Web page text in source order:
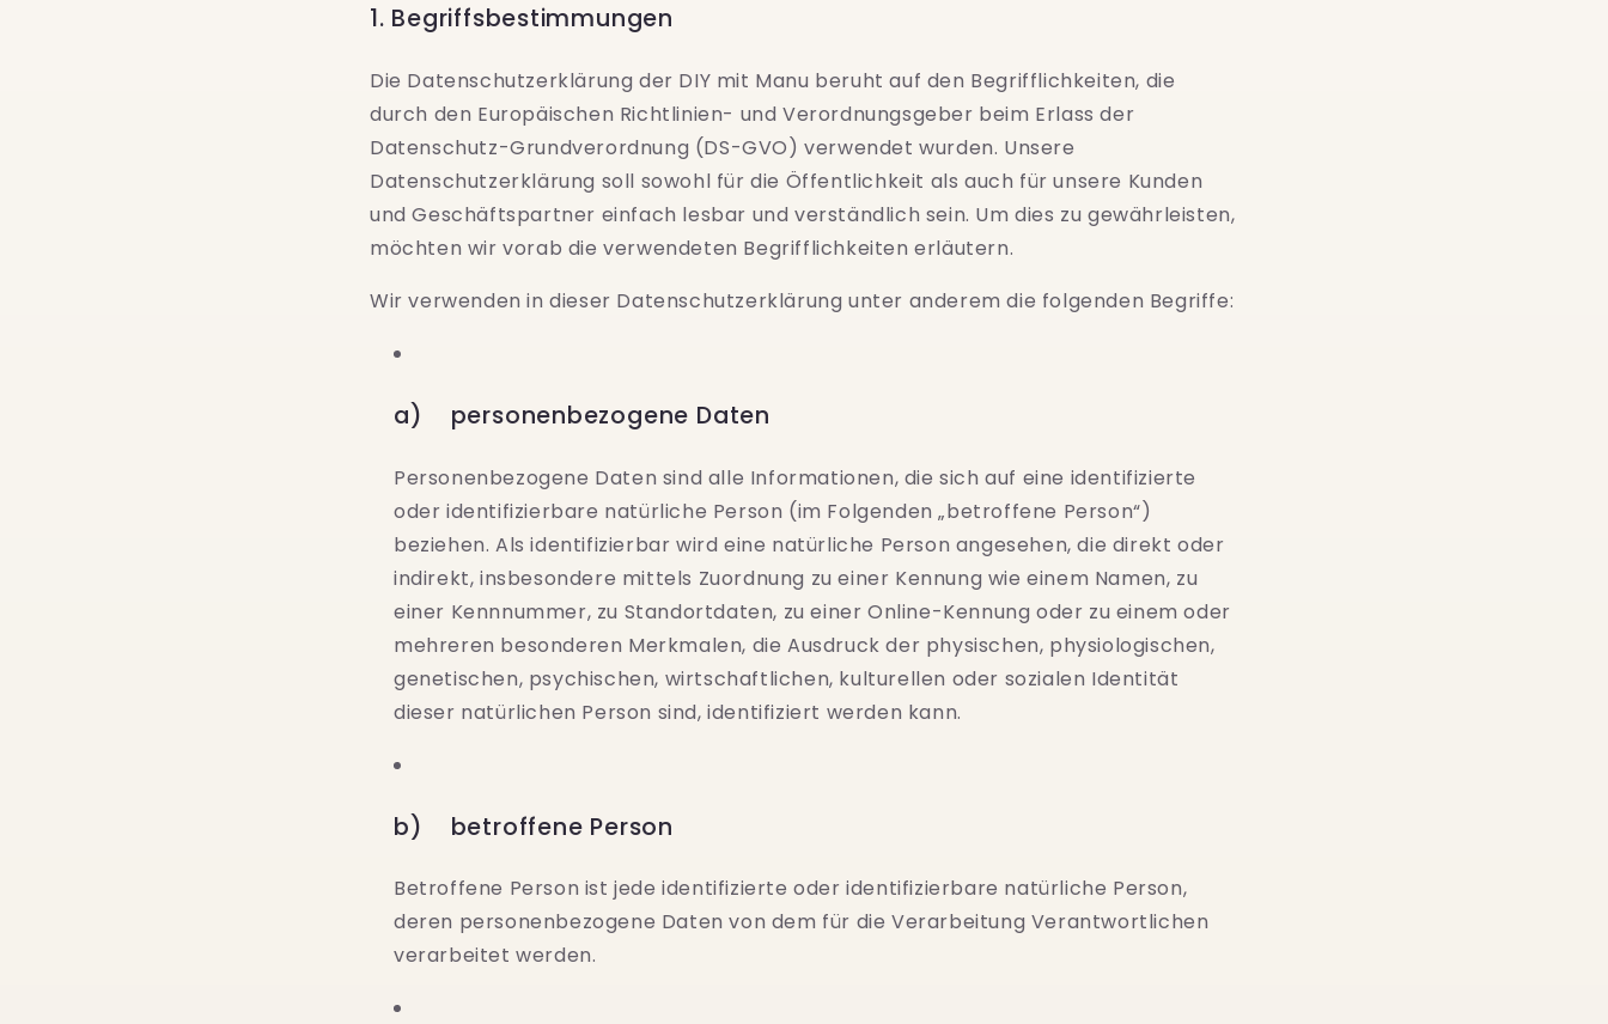
1. Begriffsbestimmungen
Die Datenschutzerklärung der DIY mit Manu beruht auf den Begrifflichkeiten, die
durch den Europäischen Richtlinien- und Verordnungsgeber beim Erlass der
Datenschutz-Grundverordnung (DS-GVO) verwendet wurden. Unsere
Datenschutzerklärung soll sowohl für die Öffentlichkeit als auch für unsere Kunden
und Geschäftspartner einfach lesbar und verständlich sein. Um dies zu gewährleisten,
möchten wir vorab die verwendeten Begrifflichkeiten erläutern.
Wir verwenden in dieser Datenschutzerklärung unter anderem die folgenden Begriffe:
a) personenbezogene Daten
Personenbezogene Daten sind alle Informationen, die sich auf eine identifizierte
oder identifizierbare natürliche Person (im Folgenden „betroffene Person“)
beziehen. Als identifizierbar wird eine natürliche Person angesehen, die direkt oder
indirekt, insbesondere mittels Zuordnung zu einer Kennung wie einem Namen, zu
einer Kennnummer, zu Standortdaten, zu einer Online-Kennung oder zu einem oder
mehreren besonderen Merkmalen, die Ausdruck der physischen, physiologischen,
genetischen, psychischen, wirtschaftlichen, kulturellen oder sozialen Identität
dieser natürlichen Person sind, identifiziert werden kann.
b) betroffene Person
Betroffene Person ist jede identifizierte oder identifizierbare natürliche Person,
deren personenbezogene Daten von dem für die Verarbeitung Verantwortlichen
verarbeitet werden.